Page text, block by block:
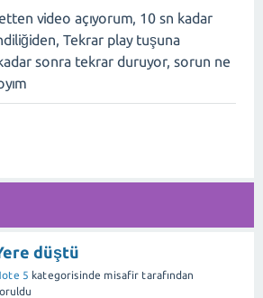
video açıyorum, 10 sn kadar
Tekrar play tuşuna
sonra tekrar duruyor, sorun ne
düştü
5 kategorisinde misafir tarafından